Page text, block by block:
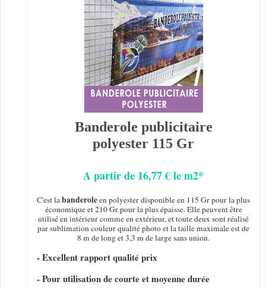
Banderole publicitaire
polyester 115 Gr
A partir de 16,77 € le m2*
C'est labanderoleen polyester disponible en 115 Gr pour la plus
économique et 210 Gr pour la plus épaisse. Elle peuvent être
utilisé en intérieur comme en extérieur, et toute deux sont réalisé
par sublimation couleur qualité photo et la taille maximale est de
8 m de long et 3,3 m de large sans union.
- Excellent rapport qualité prix
- Pour utilisation de courte et moyenne durée